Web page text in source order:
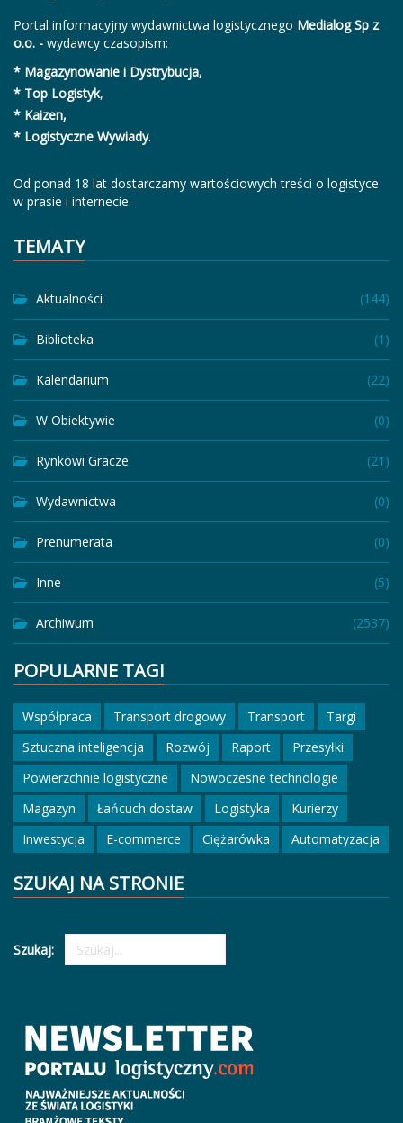
Portal informacyjny wydawnictwa logistycznego Medialog Sp z
o.o. - wydawcy czasopism:
* Magazynowanie i Dystrybucja,
* Top Logistyk,
* Kaizen,
* Logistyczne Wywiady.
Od ponad 18 lat dostarczamy wartościowych treści o logistyce
w prasie i internecie.
TEMATY
Aktualności (144)
Biblioteka (1)
Kalendarium (22)
W Obiektywie (0)
Rynkowi Gracze (21)
Wydawnictwa (0)
Prenumerata (0)
Inne (5)
Archiwum (2537)
POPULARNE TAGI
Współpraca Transport drogowy Transport
Targi
Sztuczna inteligencja
Rozwój Raport
Przesyłki
Powierzchnie logistyczne
Nowoczesne technologie
Magazyn
Łańcuch dostaw Logistyka
Kurierzy
Inwestycja
E-commerce Ciężarówka Automatyzacja
SZUKAJ NA STRONIE
Szukaj: